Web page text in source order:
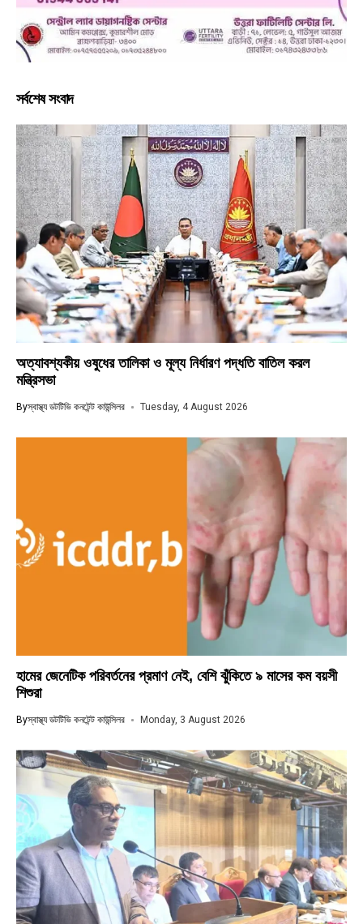
সর্বশেষ সংবাদ
অত্যাবশ্যকীয় ওষুধের তালিকা ও মূল্য নির্ধারণ পদ্ধতি বাতিল করল
মন্ত্রিসভা
Byস্বাস্থ্য ডটটিভি কনটেন্ট কাউন্সিলর Tuesday, 4 August 2026
হামের জেনেটিক পরিবর্তনের প্রমাণ নেই, বেশি ঝুঁকিতে ৯ মাসের কম বয়সী
শিশুরা
Byস্বাস্থ্য ডটটিভি কনটেন্ট কাউন্সিলর Monday, 3 August 2026